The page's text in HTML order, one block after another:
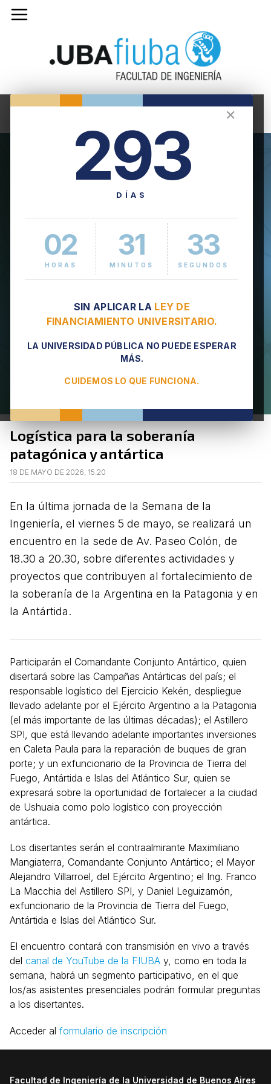
✕
293
DÍAS
02
HORAS
31
MINUTOS
33
SEGUNDOS
SIN APLICAR LA LEY DE
FINANCIAMIENTO UNIVERSITARIO.
LA UNIVERSIDAD PÚBLICA NO PUEDE ESPERAR
MÁS.
CUIDEMOS LO QUE FUNCIONA.
Logística para la soberanía
patagónica y antártica
18 DE MAYO DE 2026, 15.20
En la última jornada de la Semana de la
Ingeniería, el viernes 5 de mayo, se realizará un
encuentro en la sede de Av. Paseo Colón, de
18.30 a 20.30, sobre diferentes actividades y
proyectos que contribuyen al fortalecimiento de
la soberanía de la Argentina en la Patagonia y en
la Antártida.
Participarán el Comandante Conjunto Antártico, quien
disertará sobre las Campañas Antárticas del país; el
responsable logístico del Ejercicio Kekén, despliegue
llevado adelante por el Ejército Argentino a la Patagonia
(el más importante de las últimas décadas); el Astillero
SPI, que está llevando adelante importantes inversiones
en Caleta Paula para la reparación de buques de gran
porte; y un exfuncionario de la Provincia de Tierra del
Fuego, Antártida e Islas del Atlántico Sur, quien se
expresará sobre la oportunidad de fortalecer a la ciudad
de Ushuaia como polo logístico con proyección
antártica.
Los disertantes serán el contraalmirante Maximiliano
Mangiaterra, Comandante Conjunto Antártico; el Mayor
Alejandro Villarroel, del Ejército Argentino; el Ing. Franco
La Macchia del Astillero SPI, y Daniel Leguizamón,
exfuncionario de la Provincia de Tierra del Fuego,
Antártida e Islas del Atlántico Sur.
El encuentro contará con transmisión en vivo a través
del canal de YouTube de la FIUBA y, como en toda la
semana, habrá un segmento participativo, en el que
los/as asistentes presenciales podrán formular preguntas
a los disertantes.
Acceder al formulario de inscripción
Facultad de Ingeniería de la Universidad de Buenos Aires